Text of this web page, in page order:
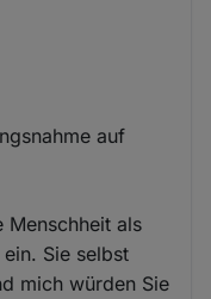
auf
Menschheit als
Sie selbst
mich würden Sie